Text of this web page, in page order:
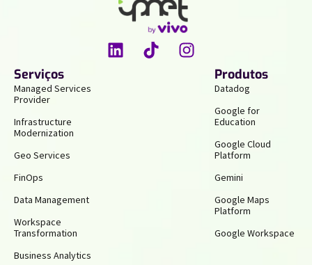
Serviços
Managed Services
Provider
Infrastructure
Modernization
Geo Services
FinOps
Data Management
Workspace
Transformation
Business Analytics
Produtos
Datadog
Google for
Education
Google Cloud
Platform
Gemini
Google Maps
Platform
Google Workspace